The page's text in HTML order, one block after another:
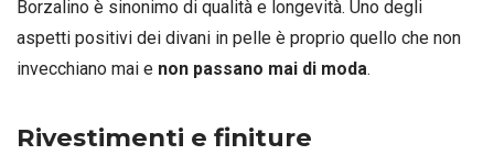
Borzalino è sinonimo di qualità e longevità. Uno degli
aspetti positivi dei divani in pelle è proprio quello che non
invecchiano mai e non passano mai di moda.
Rivestimenti e finiture